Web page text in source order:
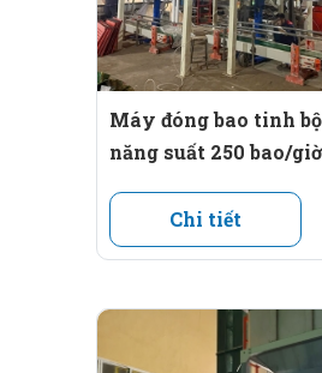
Băng tải ra bao:
Băng tải vận chuyển
Hệ thống điều
2. Thông số kỹ thuật
Loại bao: PP dệt, PE,
Máy đóng bao tinh
năng suất 250 bao/
Chi tiết